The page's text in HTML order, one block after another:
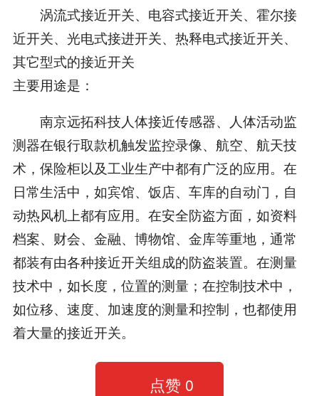
涡流式接近开关、电容式接近开关、霍尔接
近开关、光电式接进开关、热释电式接近开关、
其它型式的接近开关
主要用途是：
南京远拓科技人体接近传感器、人体活动监
测器在银行取款机触发监控录像、航空、航天技
术，保险柜以及工业生产中都有广泛的应用。在
日常生活中，如宾馆、饭店、车库的自动门，自
动热风机上都有应用。在安全防盗方面，如资料
档案、财会、金融、博物馆、金库等重地，通常
都装有由各种接近开关组成的防盗装置。在测量
技术中，如长度，位置的测量；在控制技术中，
如位移、速度、加速度的测量和控制，也都使用
着大量的接近开关。
点赞 0